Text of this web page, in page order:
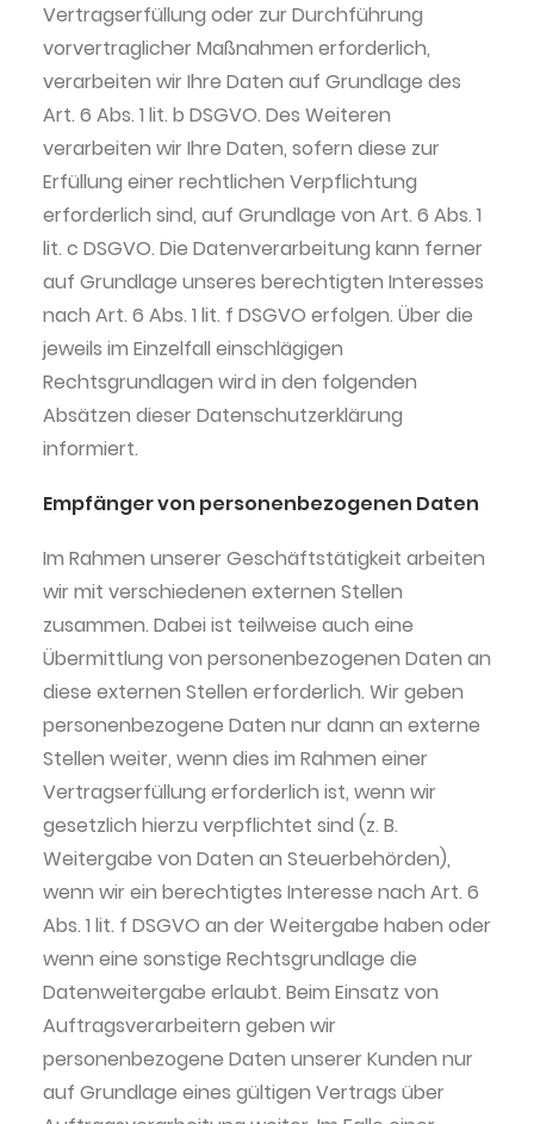
Vertragserfüllung oder zur Durchführung
vorvertraglicher Maßnahmen erforderlich,
verarbeiten wir Ihre Daten auf Grundlage des
Art. 6 Abs. 1 lit. b DSGVO. Des Weiteren
verarbeiten wir Ihre Daten, sofern diese zur
Erfüllung einer rechtlichen Verpflichtung
erforderlich sind, auf Grundlage von Art. 6 Abs. 1
lit. c DSGVO. Die Datenverarbeitung kann ferner
auf Grundlage unseres berechtigten Interesses
nach Art. 6 Abs. 1 lit. f DSGVO erfolgen. Über die
jeweils im Einzelfall einschlägigen
Rechtsgrundlagen wird in den folgenden
Absätzen dieser Datenschutzerklärung
informiert.
Empfänger von personenbezogenen Daten
Im Rahmen unserer Geschäftstätigkeit arbeiten
wir mit verschiedenen externen Stellen
zusammen. Dabei ist teilweise auch eine
Übermittlung von personenbezogenen Daten an
diese externen Stellen erforderlich. Wir geben
personenbezogene Daten nur dann an externe
Stellen weiter, wenn dies im Rahmen einer
Vertragserfüllung erforderlich ist, wenn wir
gesetzlich hierzu verpflichtet sind (z. B.
Weitergabe von Daten an Steuerbehörden),
wenn wir ein berechtigtes Interesse nach Art. 6
Abs. 1 lit. f DSGVO an der Weitergabe haben oder
wenn eine sonstige Rechtsgrundlage die
Datenweitergabe erlaubt. Beim Einsatz von
Auftragsverarbeitern geben wir
personenbezogene Daten unserer Kunden nur
auf Grundlage eines gültigen Vertrags über